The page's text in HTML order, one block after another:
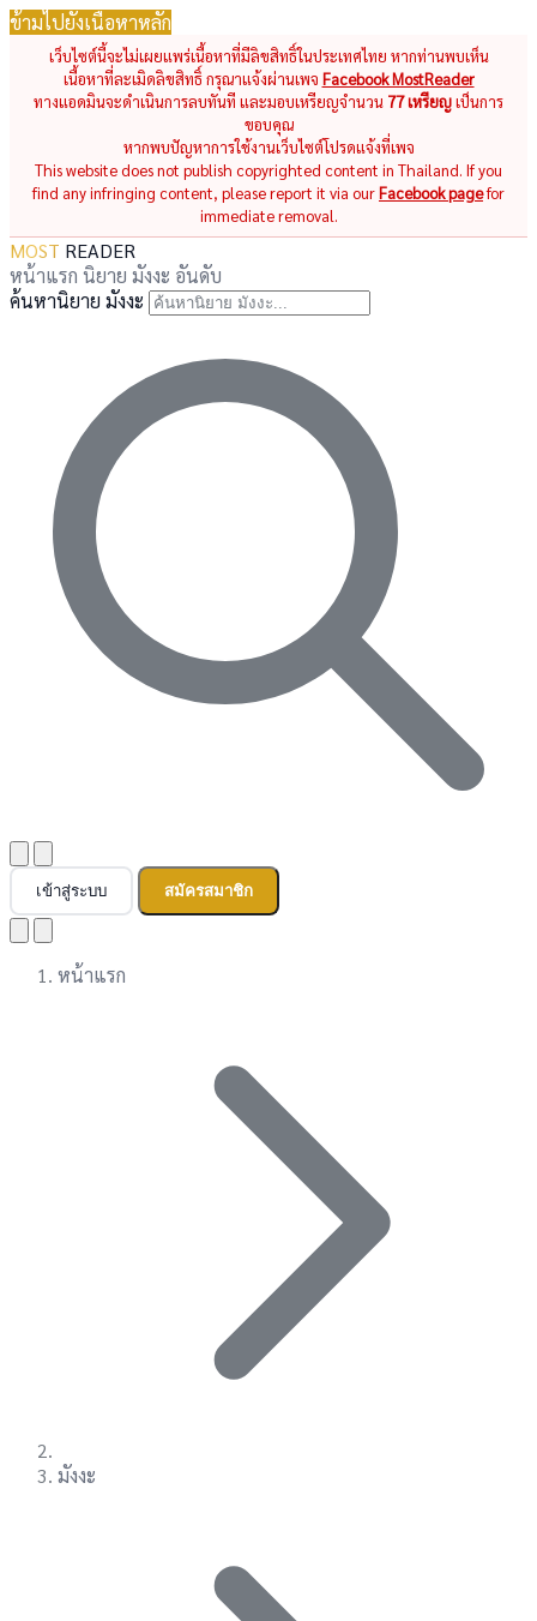
ข้ามไปยังเนื้อหาหลัก
เว็บไซต์นี้จะไม่เผยแพร่เนื้อหาที่มีลิขสิทธิ์ในประเทศไทย หากท่านพบเห็น
เนื้อหาที่ละเมิดลิขสิทธิ์ กรุณาแจ้งผ่านเพจ Facebook MostReader
ทางแอดมินจะดำเนินการลบทันที และมอบเหรียญจำนวน 77 เหรียญเป็นการ
ขอบคุณ
หากพบปัญหาการใช้งานเว็บไซต์โปรดแจ้งที่เพจ
This website does not publish copyrighted content in Thailand. If you
find any infringing content, please report it via ourFacebook pagefor
immediate removal.
MOST READER
หน้าแรก นิยาย มังงะ อันดับ
ค้นหานิยาย มังงะ
เข้าสู่ระบบ สมัครสมาชิก
หน้าแรก
มังงะ